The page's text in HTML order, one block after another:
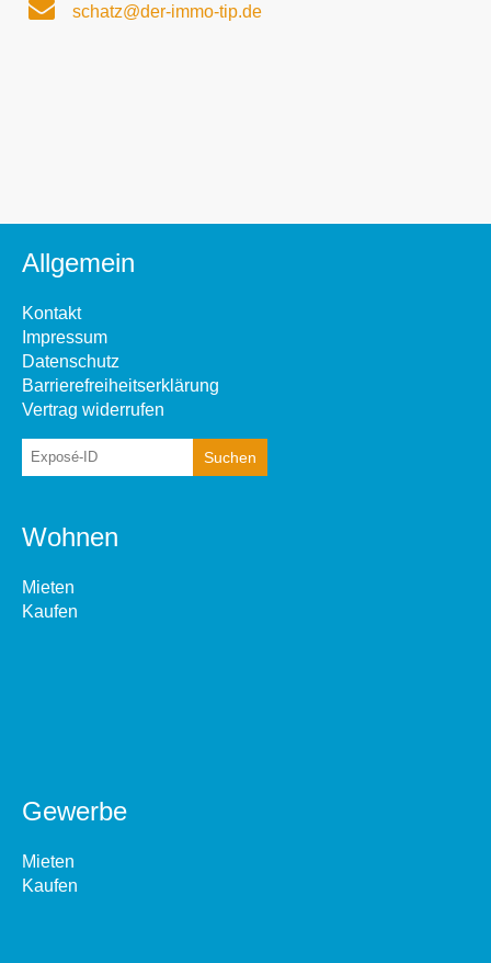
schatz@der-immo-tip.de
Allgemein
Kontakt
Impressum
Datenschutz
Barrierefreiheitserklärung
Vertrag widerrufen
Wohnen
Mieten
Kaufen
Gewerbe
Mieten
Kaufen